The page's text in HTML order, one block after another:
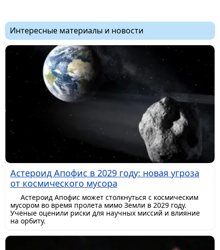
Интересные материалы и новости
Астероид Апофис в 2029 году: новая угроза
от космического мусора
Астероид Апофис может столкнуться с космическим
мусором во время пролета мимо Земли в 2029 году.
Ученые оценили риски для научных миссий и влияние
на орбиту.